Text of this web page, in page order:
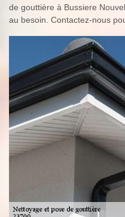
de gouttière à Bussiere
au besoin. Contactez-nous